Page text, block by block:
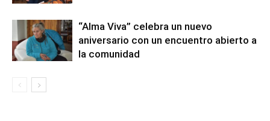
“Alma Viva” celebra un nuevo
aniversario con un encuentro abierto a
la comunidad